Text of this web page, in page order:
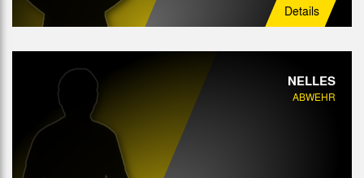
Details
NELLES
ABWEHR